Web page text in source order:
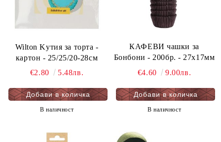
Wilton Kутия за торта -
картон - 25/25/20-28см
€2.80
5.48лв.
В наличност
КАФЕВИ чашки за
Бонбони - 200бр. - 27х17мм
€4.60
9.00лв.
В наличност